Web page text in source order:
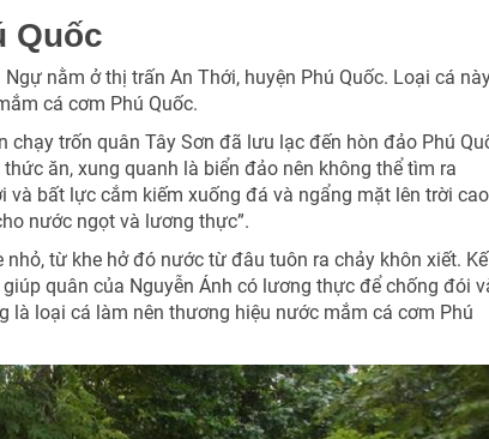
Quốc
nằm ở thị trấn An Thới, huyện Phú Quốc. Loại cá
cá cơm Phú Quốc.
trốn quân Tây Sơn đã lưu lạc đến hòn đảo Phú
ăn, xung quanh là biển đảo nên không thể tìm ra
và bất lực cắm kiếm xuống đá và ngẩng mặt lên trời cao
nước ngọt và lương thực”.
từ khe hở đó nước từ đâu tuôn ra chảy khôn xiết. Kế
quân của Nguyễn Ánh có lương thực để chống đói
là loại cá làm nên thương hiệu nước mắm cá cơm Phú
TƯ VẤN NGAY
TƯ VẤN NGAY
Nhận ưu đãi ngay!
Nhận ưu đãi ngay
TƯ VẤN NGAY
TƯ VẤN NGAY
NHẬN ƯU ĐÃI NGAY
TƯ VẤN NGAY